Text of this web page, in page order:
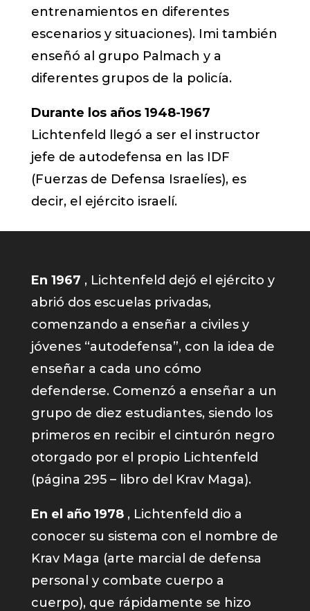
entrenamientos en diferentes
escenarios y situaciones). Imi también
enseñó al grupo Palmach y a
diferentes grupos de la policía.
Durante los años 1948-1967
Lichtenfeld llegó a ser el instructor
jefe de autodefensa en las IDF
(Fuerzas de Defensa Israelíes), es
decir, el ejército israelí.
En 1967 , Lichtenfeld dejó el ejército y
abrió dos escuelas privadas,
comenzando a enseñar a civiles y
jóvenes “autodefensa”, con la idea de
enseñar a cada uno cómo
defenderse. Comenzó a enseñar a un
grupo de diez estudiantes, siendo los
primeros en recibir el cinturón negro
otorgado por el propio Lichtenfeld
(página 295 – libro del Krav Maga).
En el año 1978 , Lichtenfeld dio a
conocer su sistema con el nombre de
Krav Maga (arte marcial de defensa
personal y combate cuerpo a
cuerpo), que rápidamente se hizo